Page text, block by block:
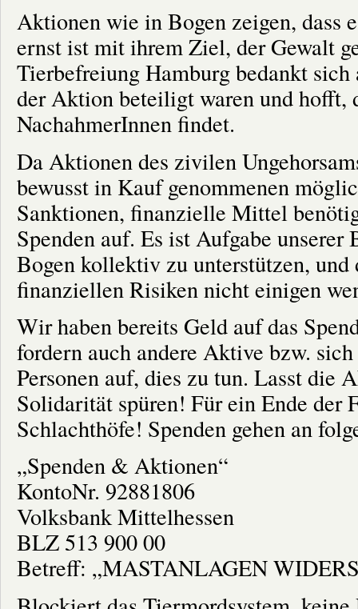
Aktionen wie in Bogen zeigen, dass
ernst ist mit ihrem Ziel, der Gewalt
Tierbefreiung Hamburg bedankt
der Aktion beteiligt waren und hofft,
NachahmerInnen findet.
Da Aktionen des zivilen
bewusst in Kauf genommenen
Sanktionen, finanzielle Mittel
Spenden auf. Es ist Aufgabe
Bogen kollektiv zu unterstützen,
finanziellen Risiken nicht einigen
Wir haben bereits Geld auf das
fordern auch andere Aktive bzw.
Personen auf, dies zu tun. Lasst die
Solidarität spüren! Für ein Ende der
Schlachthöfe! Spenden gehen an
„Spenden & Aktionen“
KontoNr. 92881806
Volksbank Mittelhessen
BLZ 513 900 00
Betreff: „MASTANLAGEN